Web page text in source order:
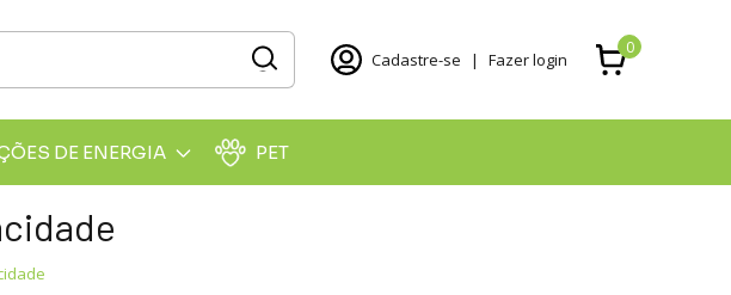
Cadastre-se | Fazer login
0
DE ENERGIA PET